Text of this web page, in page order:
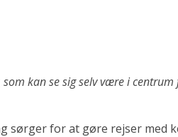
kan se sig selv være i
sørger for at gøre rejser